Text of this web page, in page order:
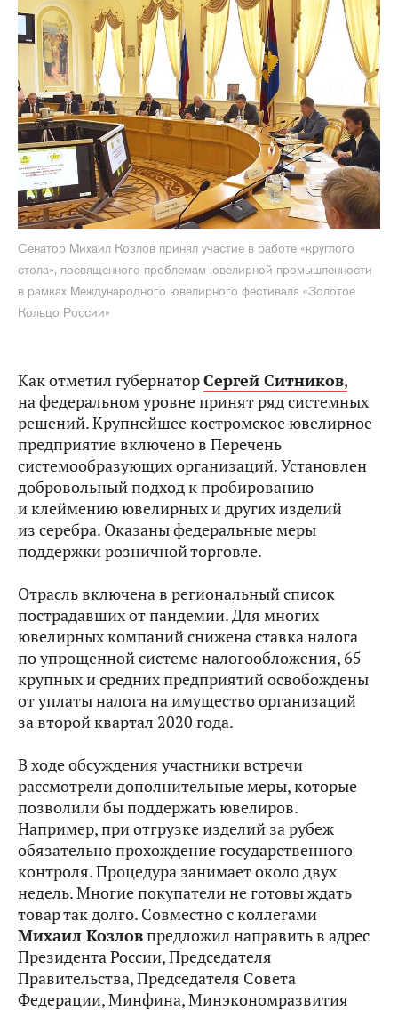
Сенатор Михаил Козлов принял участие в работе «круглого
стола», посвященного проблемам ювелирной промышленности
в рамках Международного ювелирного фестиваля «Золотое
Кольцо России»
Как отметил губернаторСергей Ситников,
на федеральном уровне принят ряд системных
решений. Крупнейшее костромское ювелирное
предприятие включено в Перечень
системообразующих организаций. Установлен
добровольный подход к пробированию
и клеймению ювелирных и других изделий
из серебра. Оказаны федеральные меры
поддержки розничной торговле.
Отрасль включена в региональный список
пострадавших от пандемии. Для многих
ювелирных компаний снижена ставка налога
по упрощенной системе налогообложения, 65
крупных и средних предприятий освобождены
от уплаты налога на имущество организаций
за второй квартал 2020 года.
В ходе обсуждения участники встречи
рассмотрели дополнительные меры, которые
позволили бы поддержать ювелиров.
Например, при отгрузке изделий за рубеж
обязательно прохождение государственного
контроля. Процедура занимает около двух
недель. Многие покупатели не готовы ждать
товар так долго. Совместно с коллегами
Михаил Козловпредложил направить в адрес
Президента России, Председателя
Правительства, Председателя Совета
Федерации, Минфина, Минэкономразвития